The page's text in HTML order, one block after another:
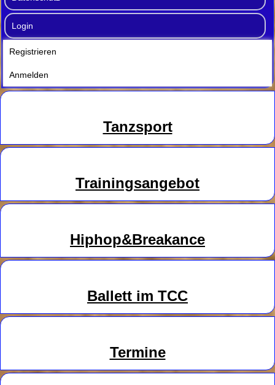
Login
Registrieren
Anmelden
Tanzsport
Trainingsangebot
Hiphop&Breakance
Ballett im TCC
Termine